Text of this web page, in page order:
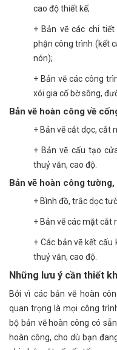
cao độ thiết kế;
+ Bản vẽ các chi
phận công trình (kết
nón);
+ Bản vẽ các công
xói gia cố bờ sông,
Bản vẽ hoàn công về
+ Bản vẽ cắt dọc, cắt
+ Bản vẽ cấu tạo
thuỷ văn, cao độ.
Bản vẽ hoàn công
+ Bình đồ, trắc dọc
+ Bản vẽ các mặt cắt
+ Các bản vẽ kết
thuỷ văn, cao độ.
Những lưu ý cần thiết
Bởi vì các bản vẽ hoàn
quan trọng là mọi công
bộ bản vẽ hoàn công có
hoàn công, cho dù bạn